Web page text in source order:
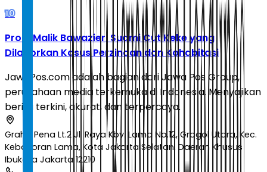
10
Profil Malik Bawazier, Suami Cut Keke yang
Dilaporkan Kasus Perzinaan dan Kohabitasi
JawaPos.com adalah bagian dari Jawa Pos Group,
perusahaan media terkemuka di Indonesia. Menyajikan
berita terkini, akurat, dan terpercaya.
Graha Pena Lt.2 Jl. Raya Kby. Lama No.12, Grogol Utara, Kec.
Kebayoran Lama, Kota Jakarta Selatan, Daerah Khusus
Ibukota Jakarta 12210